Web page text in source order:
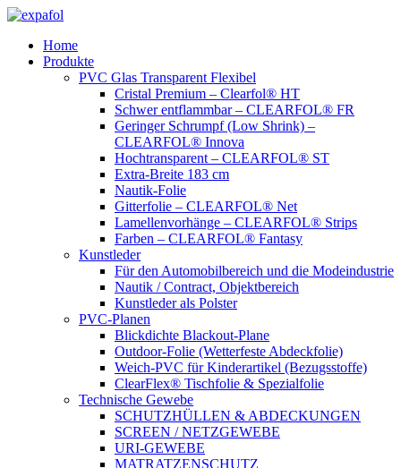
Zum
springenHome
Produkte
PVC Glas Transparent Flexibel
Cristal Premium – Clearfol® HT
Schwer entflammbar – CLEARFOL® FR
Geringer Schrumpf (Low Shrink) –
CLEARFOL® Innova
Hochtransparent – CLEARFOL® ST
Extra-Breite 183 cm
Nautik-Folie
Gitterfolie – CLEARFOL® Net
Lamellenvorhänge – CLEARFOL® Strips
Farben – CLEARFOL® Fantasy
Kunstleder
Für den Automobilbereich und die Modeindustrie
Nautik / Contract, Objektbereich
Kunstleder als Polster
PVC-Planen
Blickdichte Blackout-Plane
Outdoor-Folie (Wetterfeste Abdeckfolie)
Weich-PVC für Kinderartikel (Bezugsstoffe)
ClearFlex® Tischfolie & Spezialfolie
Technische Gewebe
SCHUTZHÜLLEN & ABDECKUNGEN
SCREEN / NETZGEWEBE
URI-GEWEBE
MATRATZENSCHUTZ